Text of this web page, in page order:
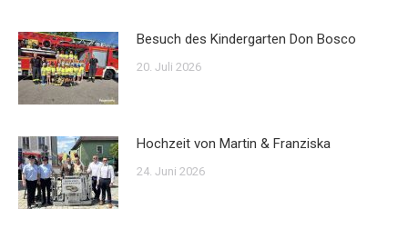
Besuch des Kindergarten Don Bosco
20. Juli 2026
Hochzeit von Martin & Franziska
24. Juni 2026